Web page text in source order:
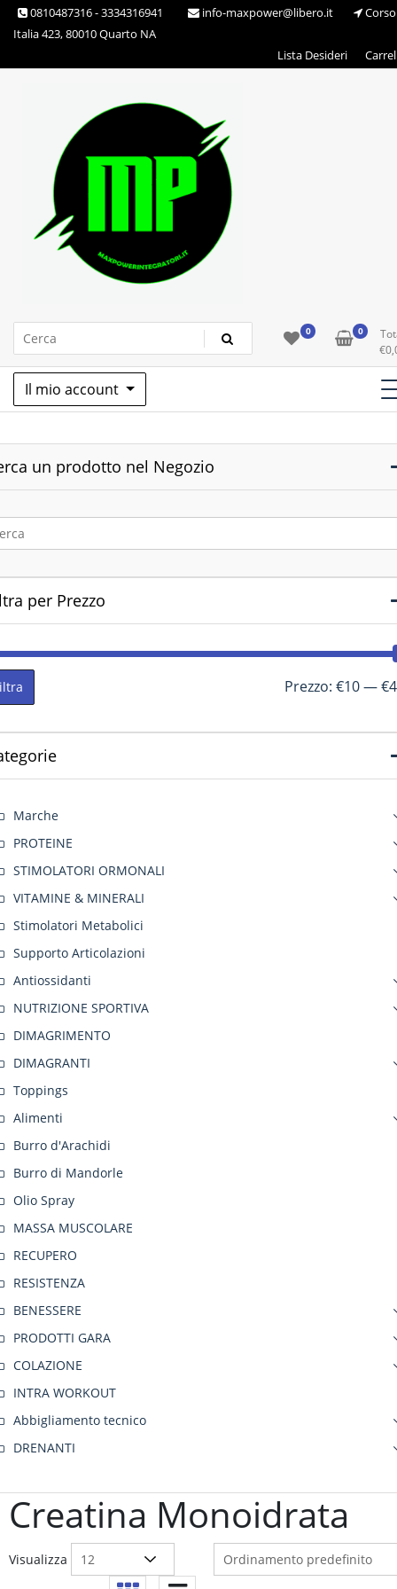
Skip 0810487316 - 3334316941 info-maxpower@libero.it
Corso
Italia 423, 80010 Quarto NA
Lista Desideri
Max Power Integratori 0 0
€
Il mio account
Creatina Monoidrata
Visualizza
un prodotto nel Negozio
per Prezzo
Prezzo: €10—
Marche
PROTEINE
STIMOLATORI ORMONALI
VITAMINE & MINERALI
Stimolatori Metabolici
Supporto Articolazioni
Antiossidanti
NUTRIZIONE SPORTIVA
DIMAGRIMENTO
DIMAGRANTI
Toppings
Alimenti
Burro d'Arachidi
Burro di Mandorle
Olio Spray
MASSA MUSCOLARE
RECUPERO
RESISTENZA
BENESSERE
PRODOTTI GARA
COLAZIONE
INTRA WORKOUT
Abbigliamento tecnico
DRENANTI